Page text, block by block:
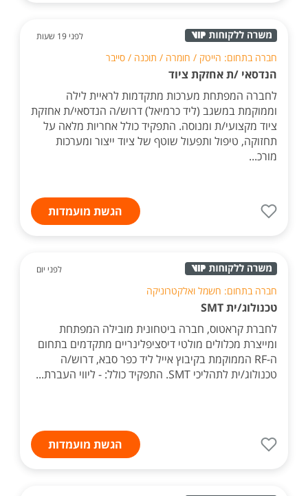
לפני 19 שעות
חברה בתחום: הייטק / חומרה / תוכנה / סייבר
הנדסאי /ת אחזקת ציוד
לחברה המפתחת מערכות מתקדמות לראיית לילה
וממוקמת במשגב (ליד כרמיאל) דרוש/ה הנדסאי/ת אחזקת
ציוד מקצועי/ת ומנוסה. התפקיד כולל אחריות מלאה על
תחזוקה, טיפול ותפעול שוטף של ציוד ייצור ומערכות
מורכ...
הגשת מועמדות
לפני יום
חברה בתחום: חשמל ואלקטרוניקה
טכנולוג/ית SMT
לחברת קראטוס, חברה ביטחונית מובילה המפתחת
ומייצרת מכלולים מולטי דיסציפלינריים מתקדמים בתחום
ה-RF הממוקמת בקיבוץ אייל ליד כפר סבא, דרוש/ה
טכנולוג/ית לתהליכי SMT. התפקיד כולל: - ליווי העברת...
הגשת מועמדות